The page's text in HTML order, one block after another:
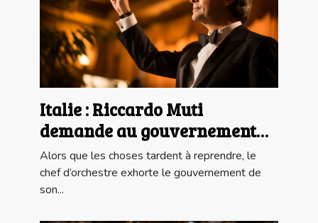
Italie : Riccardo Muti
demande au gouvernement
Italien l'ouverture des salles
de spectacle
Alors que les choses tardent à reprendre, le
chef d’orchestre exhorte le gouvernement de
son...